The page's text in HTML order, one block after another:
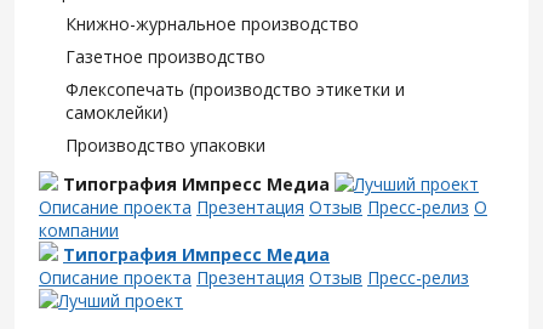
Книжно-журнальное производство
Газетное производство
Флексопечать (производство этикетки и
самоклейки)
Производство упаковки
Типография Импресс Медиа
Описание проекта Презентация Отзыв Пресс-релиз О
компании
Типография Импресс Медиа
Описание проекта Презентация Отзыв Пресс-релиз